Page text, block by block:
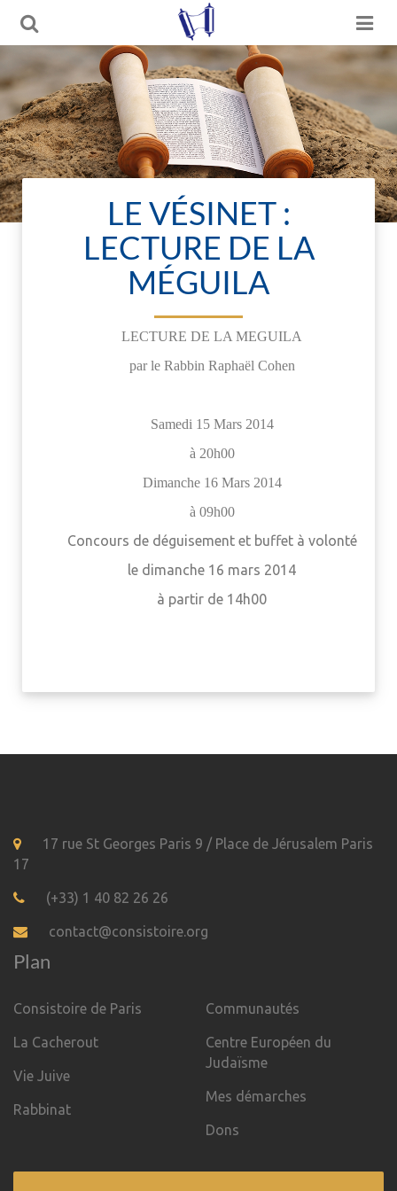
LE VÉSINET :
LECTURE DE LA
MÉGUILA
LECTURE DE LA MEGUILA
par le Rabbin Raphaël Cohen
Samedi 15 Mars 2014
à 20h00
Dimanche 16 Mars 2014
à 09h00
Concours de déguisement et buffet à volonté
le dimanche 16 mars 2014
à partir de 14h00
17 rue St Georges Paris 9 / Place de Jérusalem Paris
17
(+33) 1 40 82 26 26
contact@consistoire.org
Plan
Consistoire de Paris
La Cacherout
Vie Juive
Rabbinat
Communautés
Centre Européen du
Judaïsme
Mes démarches
Dons